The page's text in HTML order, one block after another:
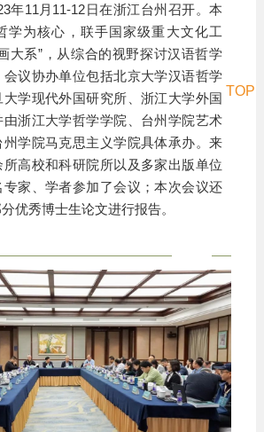
年11月11-12日在浙江台州召开。本
学为核心，联手国家级重大文化工
大系”，从综合的视野探讨汉语哲学
会议协办单位包括北京大学汉语哲学
学现代外国研究所、浙江大学外国
浙江大学哲学学院、台州学院艺术
学院马克思主义学院具体承办。来
所高校和科研院所以及多家出版单位
专家、学者参加了会议；本次会议还
优秀博士生论文进行报告。
TOP